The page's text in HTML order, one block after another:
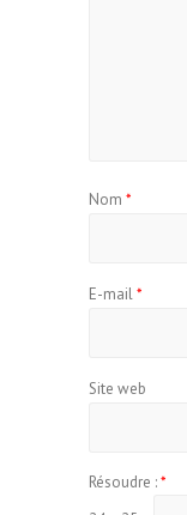
Nom *
E-mail*
Site web
Résoudre :*